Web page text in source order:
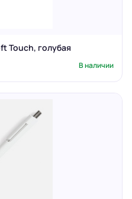
Touch, голубая
В наличии